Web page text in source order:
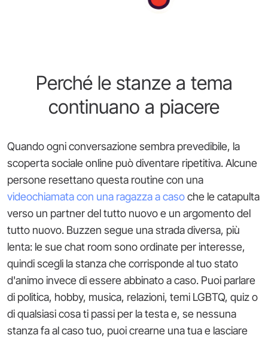
Perché le stanze a tema
continuano a piacere
Quando ogni conversazione sembra prevedibile, la
scoperta sociale online può diventare ripetitiva. Alcune
persone resettano questa routine con una
videochiamata con una ragazza a casoche le catapulta
verso un partner del tutto nuovo e un argomento del
tutto nuovo. Buzzen segue una strada diversa, più
lenta: le sue chat room sono ordinate per interesse,
quindi scegli la stanza che corrisponde al tuo stato
d'animo invece di essere abbinato a caso. Puoi parlare
di politica, hobby, musica, relazioni, temi LGBTQ, quiz o
di qualsiasi cosa ti passi per la testa e, se nessuna
stanza fa al caso tuo, puoi crearne una tua e lasciare